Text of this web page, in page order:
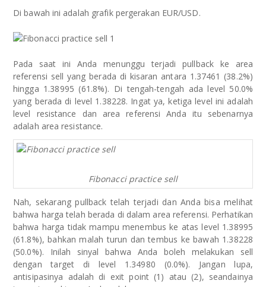
Di bawah ini adalah grafik pergerakan EUR/USD.
Pada saat ini Anda menunggu terjadi pullback ke area
referensi sell yang berada di kisaran antara 1.37461 (38.2%)
hingga 1.38995 (61.8%). Di tengah-tengah ada level 50.0%
yang berada di level 1.38228. Ingat ya, ketiga level ini adalah
level resistance dan area referensi Anda itu sebenarnya
adalah area resistance.
Fibonacci practice sell
Nah, sekarang pullback telah terjadi dan Anda bisa melihat
bahwa harga telah berada di dalam area referensi. Perhatikan
bahwa harga tidak mampu menembus ke atas level 1.38995
(61.8%), bahkan malah turun dan tembus ke bawah 1.38228
(50.0%). Inilah sinyal bahwa Anda boleh melakukan sell
dengan target di level 1.34980 (0.0%). Jangan lupa,
antisipasinya adalah di exit point (1) atau (2), seandainya